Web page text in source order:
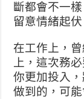
斷都會不一
留意情緒起
在工作上，
上，這次務
你更加投入
做到的，可